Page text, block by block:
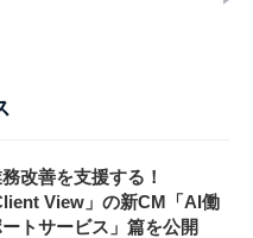
改善を支援する！
View」の新CM「AI働
トサービス」篇を公開